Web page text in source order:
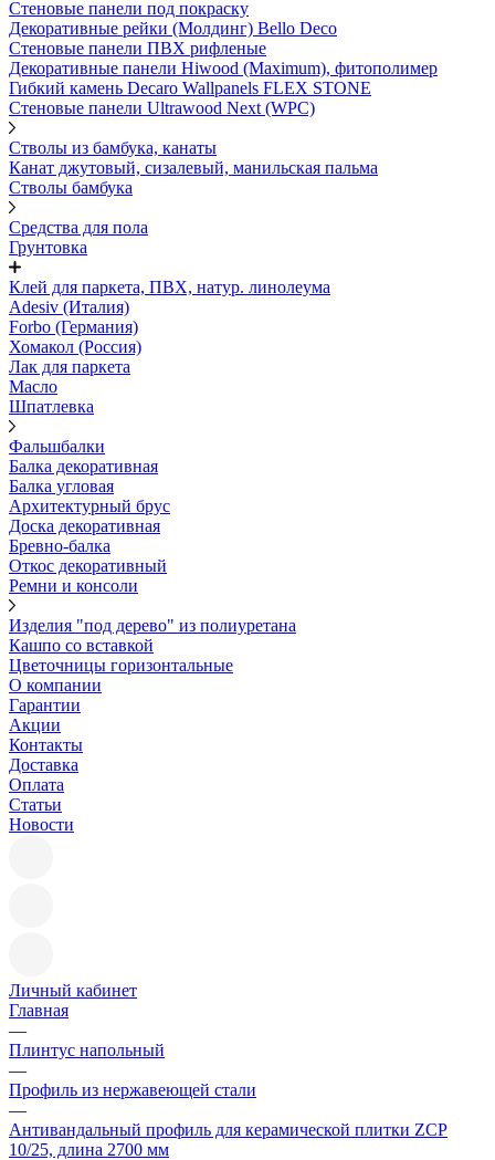
Стеновые панели под покраску
Декоративные рейки (Молдинг) Bello Deco
Стеновые панели ПВХ рифленыe
Декоративные панели Hiwood (Maximum), фитополимер
Гибкий камень Decaro Wallpanels FLEX STONE
Стеновые панели Ultrawood Next (WPC)
Стволы из бамбука, канаты
Канат джутовый, сизалевый, манильская пальма
Стволы бамбука
Средства для пола
Грунтовка
Клей для паркета, ПВХ, натур. линолеума
Adesiv (Италия)
Forbo (Германия)
Хомакол (Россия)
Лак для паркета
Масло
Шпатлевка
Фальшбалки
Балка декоративная
Балка угловая
Архитектурный брус
Доска декоративная
Бревно-балка
Откос декоративный
Ремни и консоли
Изделия "под дерево" из полиуретана
Кашпо со вставкой
Цветочницы горизонтальные
О компании
Гарантии
Акции
Контакты
Доставка
Оплата
Статьи
Новости
Личный кабинет
Главная
—
Плинтус напольный
—
Профиль из нержавеющей стали
—
Антивандальный профиль для керамической плитки ZCP
10/25, длина 2700 мм